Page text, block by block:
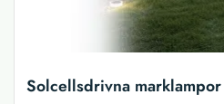
Solcellsdrivna marklampor